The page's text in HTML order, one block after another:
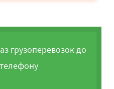
грузоперевозок до